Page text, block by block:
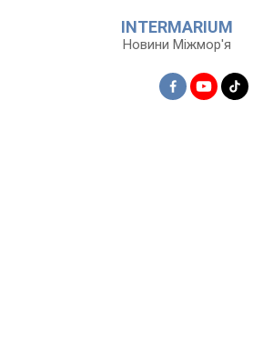
INTERMARIUM
Новини Міжмор'я